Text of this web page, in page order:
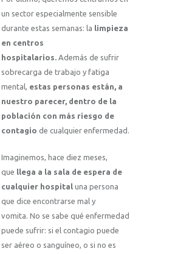
un sector especialmente sensible
durante estas semanas: la limpieza
en centros
hospitalarios. Además de sufrir
sobrecarga de trabajo y fatiga
mental, estas personas están, a
nuestro parecer, dentro de la
población con más riesgo de
contagio de cualquier enfermedad.
Imaginemos, hace diez meses,
que llega a la sala de espera de
cualquier hospital una persona
que dice encontrarse mal y
vomita. No se sabe qué enfermedad
puede sufrir: si el contagio puede
ser aéreo o sanguíneo, o si no es